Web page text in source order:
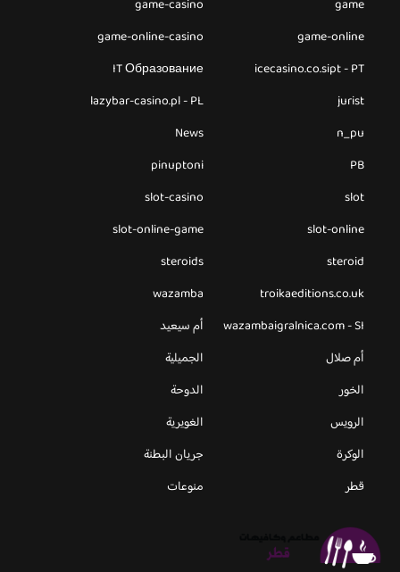
game
game-casino
game-online
game-online-casino
icecasino.co.sipt - PT
IT Образование
jurist
lazybar-casino.pl - PL
n_pu
News
PB
pinuptoni
slot
slot-casino
slot-online
slot-online-game
steroid
steroids
troikaeditions.co.uk
wazamba
wazambaigralnica.com - SI
أم سيعيد
أم صلال
الجميلية
الخور
الدوحة
الرويس
الغويرية
الوكرة
جريان البطنة
قطر
منوعات